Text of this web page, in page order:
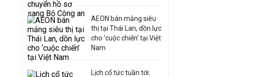
AEON bán mảng siêu
thị tại Thái Lan, dồn lực
cho ‘cuộc chiến’ tại Việt
Nam
Lịch cổ tức tuần tới: